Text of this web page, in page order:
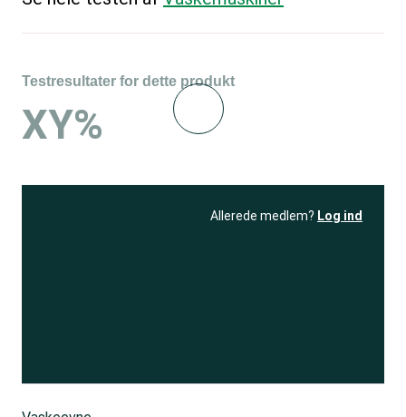
Testresultater for dette produkt
XY%
Allerede medlem? Log ind